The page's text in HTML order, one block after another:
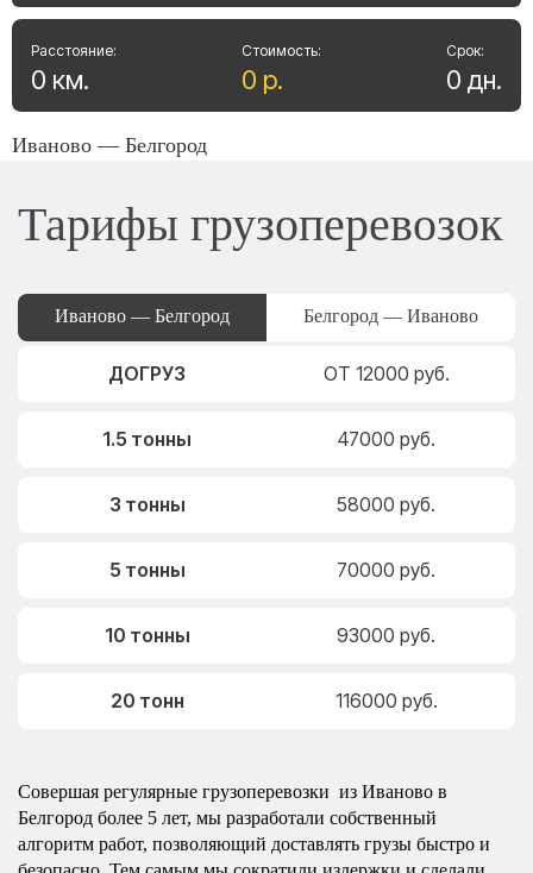
Стоимость:
0 р.
Расстояние:
0 км.
Срок:
0 дн.
Иваново — Белгород
Тарифы грузоперевозок
Иваново — Белгород Белгород — Иваново
ДОГРУЗ ОТ 12000 руб.
1.5 тонны 47000 руб.
3 тонны 58000 руб.
5 тонны 70000 руб.
10 тонны 93000 руб.
20 тонн 116000 руб.
Совершая регулярные грузоперевозки из Иваново в
Белгород более 5 лет, мы разработали собственный
алгоритм работ, позволяющий доставлять грузы быстро и